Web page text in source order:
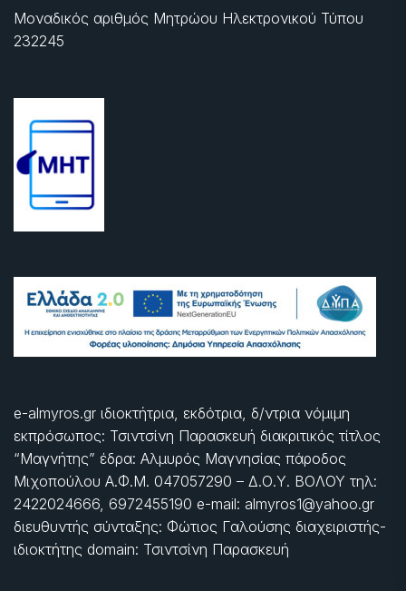
Μοναδικός αριθμός Μητρώου Ηλεκτρονικού Τύπου
232245
e-almyros.gr ιδιοκτήτρια, εκδότρια, δ/ντρια νόμιμη
εκπρόσωπος: Τσιντσίνη Παρασκευή διακριτικός τίτλος
“Μαγνήτης” έδρα: Αλμυρός Μαγνησίας πάροδος
Μιχοπούλου Α.Φ.Μ. 047057290 – Δ.Ο.Υ. ΒΟΛΟΥ τηλ:
2422024666, 6972455190 e-mail: almyros1@yahoo.gr
διευθυντής σύνταξης: Φώτιος Γαλούσης διαχειριστής-
ιδιοκτήτης domain: Τσιντσίνη Παρασκευή